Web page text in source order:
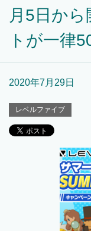
月5日か
トが一律
2020年7月29日
レベルファイブ